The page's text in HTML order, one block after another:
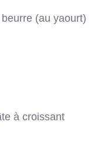
(au yaourt)
à croissant